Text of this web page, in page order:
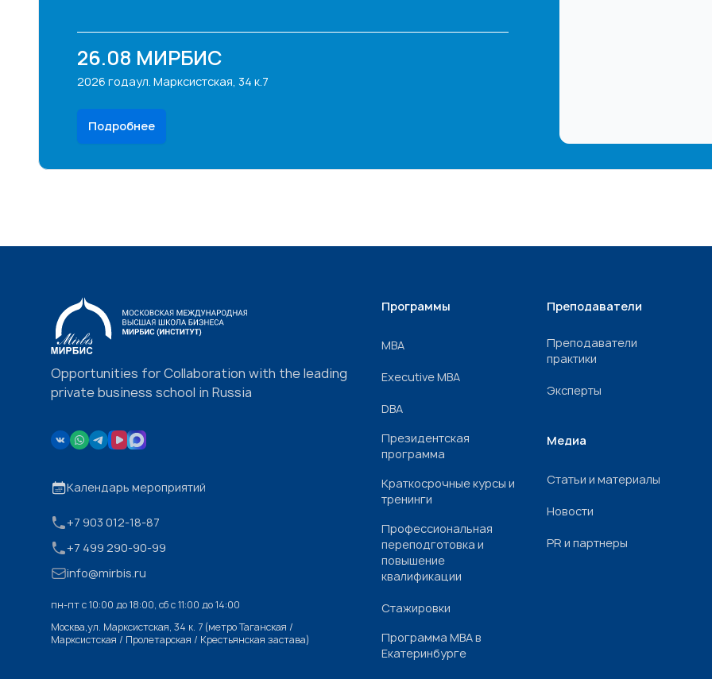
26.08
2026 года
МИРБИС
ул. Марксистская, 34 к.7
Подробнее
Opportunities for Collaboration with the leading
private business school in Russia
Календарь мероприятий
+7 903 012-18-87
+7 499 290-90-99
info@mirbis.ru
пн-пт с 10:00 до 18:00, cб с 11:00 до 14:00
Москва,ул. Марксистская, 34 к. 7 (метро Таганская /
Марксистская / Пролетарская / Крестьянская застава)
Программы
МВА
Executive MBA
DBA
Президентская
программа
Краткосрочные курсы и
тренинги
Профессиональная
переподготовка и
повышение
квалификации
Стажировки
Программа МВА в
Екатеринбурге
Преподаватели
Преподаватели
практики
Эксперты
Медиа
Статьи и материалы
Новости
PR и партнеры